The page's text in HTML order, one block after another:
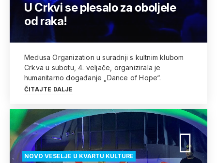
U Crkvi se plesalo za oboljele
od raka!
Medusa Organization u suradnji s kultnim klubom
Crkva u subotu, 4. veljače, organizirala je
humanitarno događanje „Dance of Hope“.
ČITAJTE DALJE
NOVO VESELJE U KVARTU KULTURE